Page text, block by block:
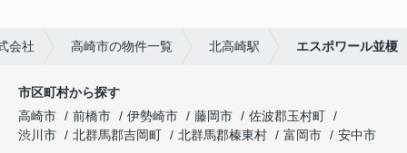
会社 高崎市の物件一覧 北高崎駅 エスポワール並榎
市区町村から探す
高崎市
前橋市 伊勢崎市 藤岡市
佐波郡玉村町
渋川市
北群馬郡吉岡町 北群馬郡榛東村 富岡市
安中市